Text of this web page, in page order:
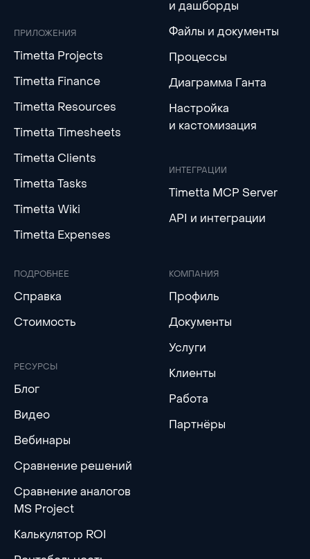
ПРИЛОЖЕНИЯ
Timetta Projects
Timetta Finance
Timetta Resources
Timetta Timesheets
Timetta Clients
Timetta Tasks
Timetta Wiki
Timetta Expenses
и дашборды
Файлы и документы
Процессы
Диаграмма Ганта
Настройка
и кастомизация
ИНТЕГРАЦИИ
Timetta MCP Server
API и интеграции
ПОДРОБНЕЕ
Справка
Стоимость
РЕСУРСЫ
Блог
Видео
Вебинары
Сравнение решений
Сравнение аналогов
MS Project
Калькулятор ROI
КОМПАНИЯ
Профиль
Документы
Услуги
Клиенты
Работа
Партнёры